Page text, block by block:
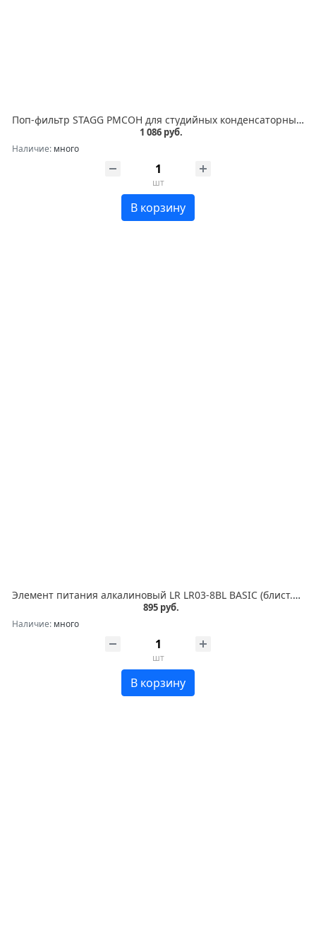
Поп-фильтр STAGG PMCOH для студийных конденсаторных микрофонов, диаметр 6,3", круглый пластиковый корпус с двухслойной тканью, гибкий держатель с фиксатором для крепления на стойку
1 086 руб.
Наличие: много
шт
В корзину
Элемент питания алкалиновый LR LR03-8BL BASIC (блист.8шт) Duracell C0033441
895 руб.
Наличие: много
шт
В корзину